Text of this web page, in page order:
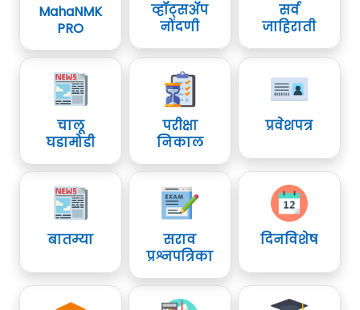
MahaNMK
PRO
व्हॉट्सॲप
नोंदणी
सर्व
जाहिराती
चालू
घडामोडी
परीक्षा
निकाल
प्रवेशपत्र
बातम्या
सराव
प्रश्नपत्रिका
दिनविशेष